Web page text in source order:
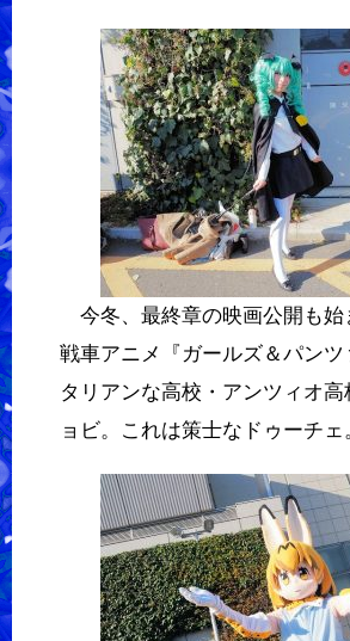
今冬、最終章の映画公開も始
戦車アニメ『ガールズ＆パンツ
タリアンな高校・アンツィオ
ョビ。これは策士なドゥーチェ